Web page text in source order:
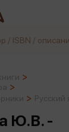
Ю.В. -